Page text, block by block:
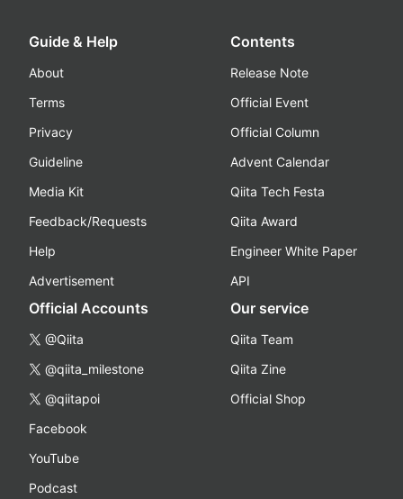
Guide & Help
About
Terms
Privacy
Guideline
Media Kit
Feedback/Requests
Help
Advertisement
Contents
Release Note
Official Event
Official Column
Advent Calendar
Qiita Tech Festa
Qiita Award
Engineer White Paper
API
Official Accounts
@Qiita
@qiita_milestone
@qiitapoi
Facebook
YouTube
Podcast
Our service
Qiita Team
Qiita Zine
Official Shop